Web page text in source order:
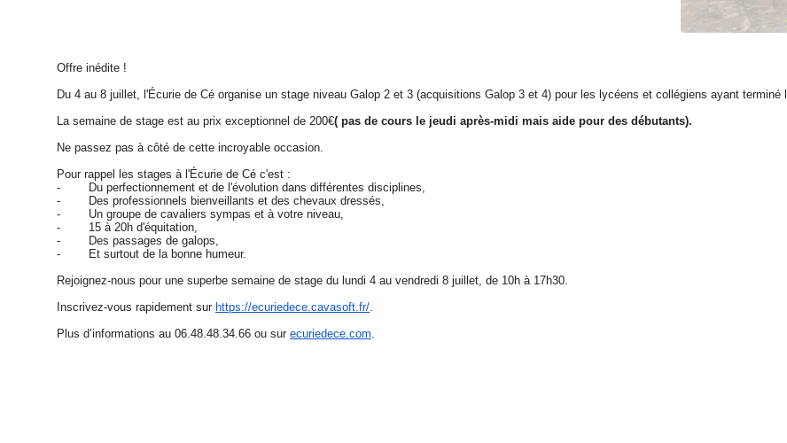
Offre inédite !
Du 4 au 8 juillet, l'Écurie de Cé organise un stage niveau Galop 2 et 3 (acquisitions Galop 3 et 4) pour les lycéens et collégiens ayant terminé
La semaine de stage est au prix exceptionnel de 200€( pas de cours le jeudi après-midi mais aide pour des débutants).
Ne passez pas à côté de cette incroyable occasion.
Pour rappel les stages à l'Écurie de Cé c'est :
- Du perfectionnement et de l'évolution dans différentes disciplines,
- Des professionnels bienveillants et des chevaux dressés,
- Un groupe de cavaliers sympas et à votre niveau,
- 15 à 20h d'équitation,
- Des passages de galops,
- Et surtout de la bonne humeur.
Rejoignez-nous pour une superbe semaine de stage du lundi 4 au vendredi 8 juillet, de 10h à 17h30.
Inscrivez-vous rapidement sur https://ecuriedece.cavasoft.fr/.
Plus d’informations au 06.48.48.34.66 ou sur ecuriedece.com.